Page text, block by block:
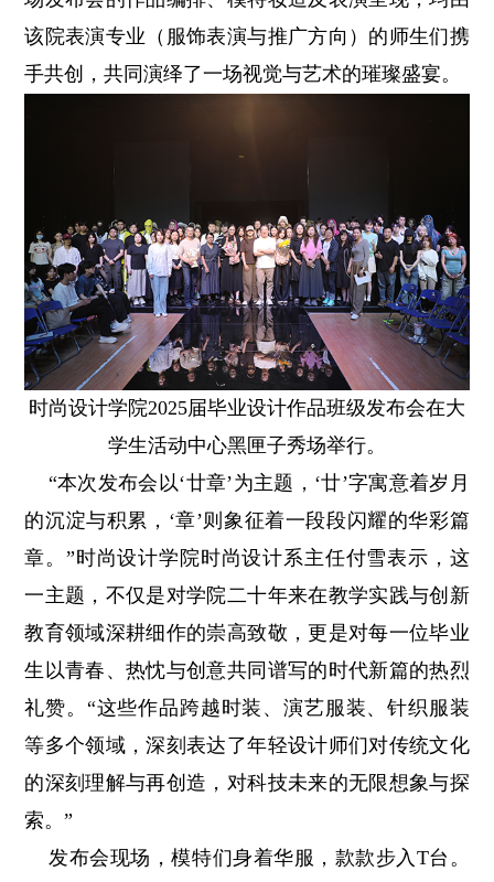
该院表演专业（服饰表演与推广方向）的师生们携
手共创，共同演绎了一场视觉与艺术的璀璨盛宴。
时尚设计学院2025届毕业设计作品班级发布会在大
学生活动中心黑匣子秀场举行。
“本次发布会以‘廿章’为主题，‘廿’字寓意着岁月
的沉淀与积累，‘章’则象征着一段段闪耀的华彩篇
章。”时尚设计学院时尚设计系主任付雪表示， 这
一主题，不仅是对学院二十年来在教学实践与创新
教育领域深耕细作的崇高致敬，更是对每一位毕业
生以青春、热忱与创意共同谱写的时代新篇的热烈
礼赞。“这些作品跨越时装、演艺服装、针织服装
等多个领域，深刻表达了年轻设计师们对传统文化
的深刻理解与再创造，对科技未来的无限想象与探
索。”
发布会现场，模特们身着华服，款款步入T台。